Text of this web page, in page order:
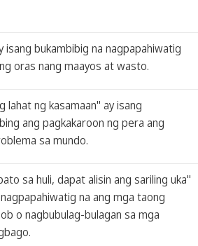
isang bukambibig na nagpapahiwatig
oras nang maayos at wasto.
lahat ng kasamaan" ay isang
ang pagkakaroon ng pera ang
sa mundo.
sa huli, dapat alisin ang sariling uka"
na ang mga taong
o nagbubulag-bulagan sa mga